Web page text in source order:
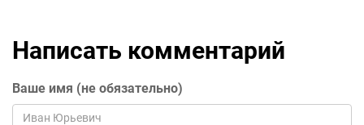
Написать комментарий
Ваше имя (не обязательно)